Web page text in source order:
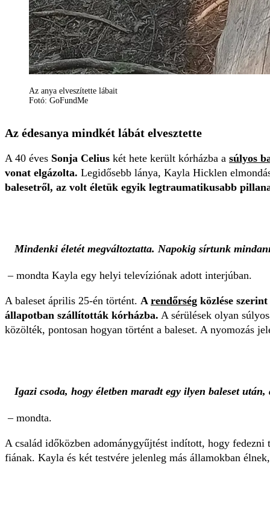
Az anya elveszítette lábait
Fotó: GoFundMe
Az édesanya mindkét lábát elvesztette
A 40 éves Sonja Celius két hete került kórházba a súlyos
vonat elgázolta. Legidősebb lánya, Kayla Hicklen
balesetről, az volt életük egyik legtraumatikusabb
Mindenki életét megváltoztatta. Napokig sírtunk
– mondta Kayla egy helyi televíziónak adott interjúban.
A baleset április 25-én történt. A rendőrség közlése
állapotban szállították kórházba. A sérülések olyan
közölték, pontosan hogyan történt a baleset. A nyomozás
Igazi csoda, hogy életben maradt egy ilyen baleset
– mondta.
A család időközben adománygyűjtést indított, hogy fedezni
fiának. Kayla és két testvére jelenleg más államokban